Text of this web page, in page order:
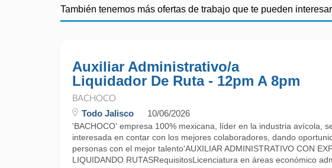
También tenemos más ofertas de trabajo que te pueden interesar
Auxiliar Administrativo/a
Liquidador De Ruta - 12pm A 8pm
BACHOCO
Todo Jalisco 10/06/2026
'BACHOCO' empresa 100% mexicana, líder en la industria avícola,
interesada en contar con los mejores colaboradores, dando
personas con el mejor talento'AUXILIAR ADMINISTRATIVO CON
LIQUIDANDO RUTASRequisitosLicenciatura en áreas económico